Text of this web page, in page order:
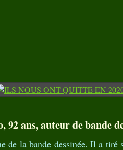
92 ans, auteur de bande
de la bande dessinée. Il a tiré